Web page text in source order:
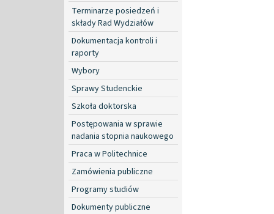
Terminarze posiedzeń i
składy Rad Wydziałów
Dokumentacja kontroli i
raporty
Wybory
Sprawy Studenckie
Szkoła doktorska
Postępowania w sprawie
nadania stopnia naukowego
Praca w Politechnice
Zamówienia publiczne
Programy studiów
Dokumenty publiczne